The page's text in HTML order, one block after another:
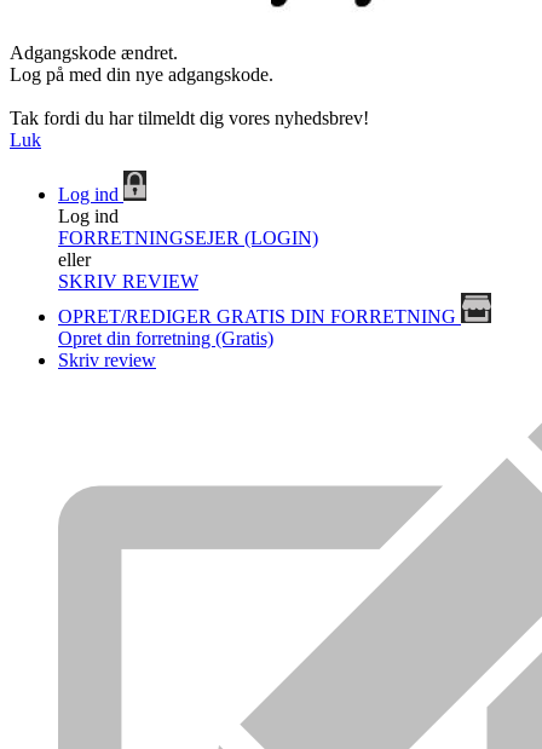
Adgangskode ændret.
Log på med din nye adgangskode.
Tak fordi du har tilmeldt dig vores nyhedsbrev!
Luk
Log ind
Log ind
FORRETNINGSEJER (LOGIN)
eller
SKRIV REVIEW
OPRET/REDIGER GRATIS DIN FORRETNING
Opret din forretning (Gratis)
Skriv review